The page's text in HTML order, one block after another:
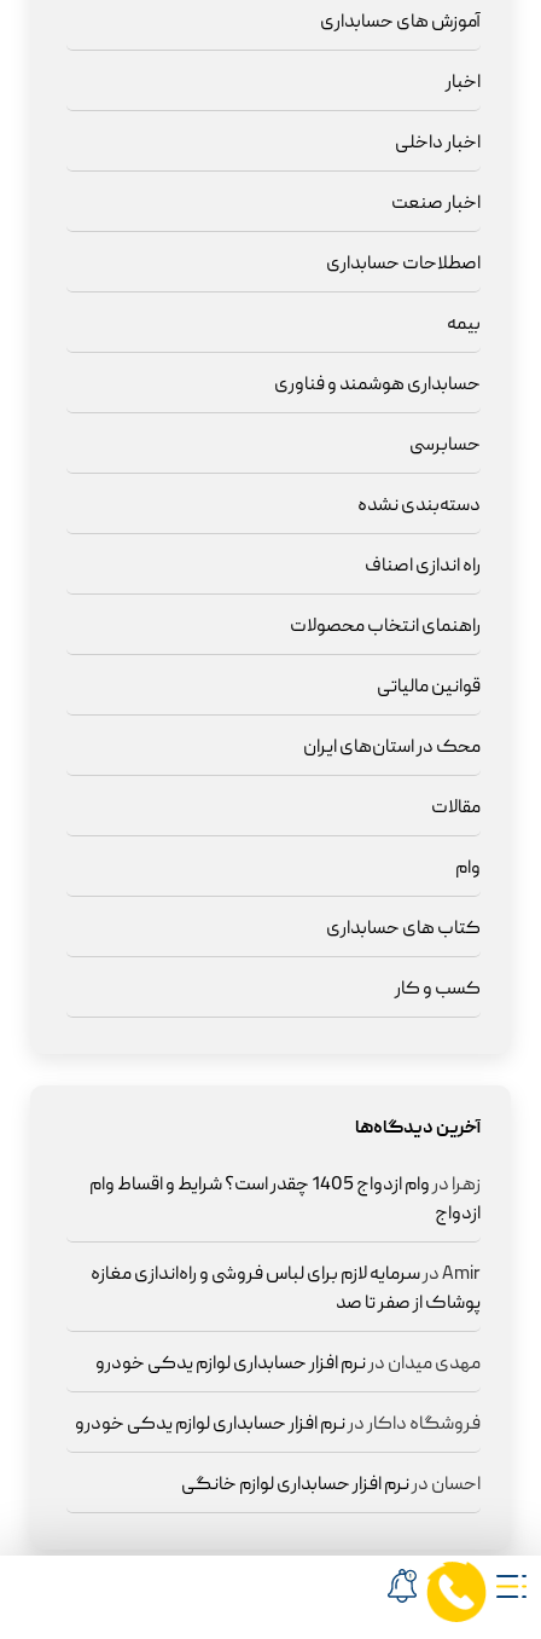
آموزش های حسابداری
اخبار
اخبار داخلی
اخبار صنعت
اصطلاحات حسابداری
بیمه
حسابداری هوشمند و فناوری
حسابرسی
دسته‌بندی نشده
راه اندازی اصناف
راهنمای انتخاب محصولات
قوانین مالیاتی
محک در استان‌های ایران
مقالات
وام
کتاب های حسابداری
کسب و کار
آخرین دیدگاه‌ها
زهرادر
وام ازدواج 1405 چقدر است؟ شرایط و اقساط وام
ازدواج
Amirدرسرمایه لازم برای لباس فروشی و راه‌اندازی مغازه
پوشاک از صفر تا صد
مهدی میداندرنرم افزار حسابداری لوازم یدکی خودرو
فروشگاه داکاردرنرم افزار حسابداری لوازم یدکی خودرو
احساندرنرم افزار حسابداری لوازم خانگی